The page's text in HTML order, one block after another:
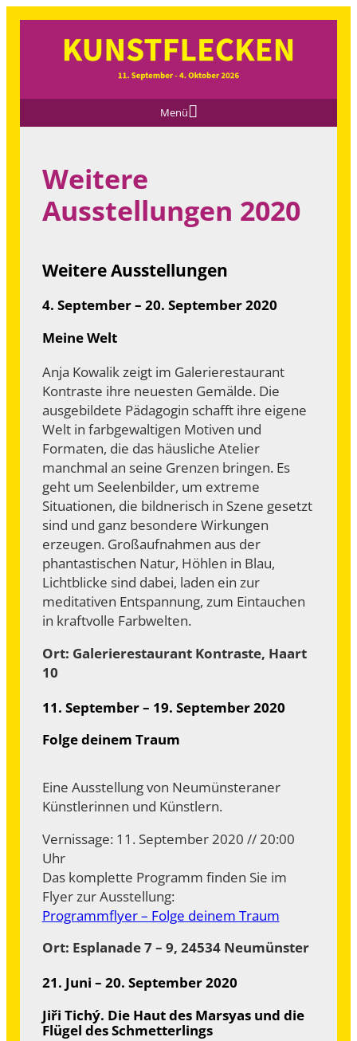
Menü
Weitere
Ausstellungen 2020
Weitere Ausstellungen
4. September – 20. September 2020
Meine Welt
Anja Kowalik zeigt im Galerierestaurant
Kontraste ihre neuesten Gemälde. Die
ausgebildete Pädagogin schafft ihre eigene
Welt in farbgewaltigen Motiven und
Formaten, die das häusliche Atelier
manchmal an seine Grenzen bringen. Es
geht um Seelenbilder, um extreme
Situationen, die bildnerisch in Szene gesetzt
sind und ganz besondere Wirkungen
erzeugen. Großaufnahmen aus der
phantastischen Natur, Höhlen in Blau,
Lichtblicke sind dabei, laden ein zur
meditativen Entspannung, zum Eintauchen
in kraftvolle Farbwelten.
Ort: Galerierestaurant Kontraste, Haart
10
11. September – 19. September 2020
Folge deinem Traum
Eine Ausstellung von Neumünsteraner
Künstlerinnen und Künstlern.
Vernissage: 11. September 2020 // 20:00
Uhr
Das komplette Programm finden Sie im
Flyer zur Ausstellung:
Programmflyer – Folge deinem Traum
Ort: Esplanade 7 – 9, 24534 Neumünster
21. Juni – 20. September 2020
Jiři Tichý. Die Haut des Marsyas und die
Flügel des Schmetterlings